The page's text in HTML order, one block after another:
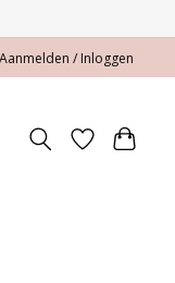
Aanmelden / Inloggen